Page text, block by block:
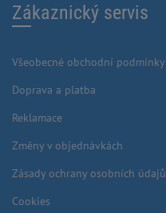
Zákaznický servis
Všeobecné obchodní podmínky
Doprava a platba
Reklamace
Změny v objednávkách
Zásady ochrany osobních údajů
Cookies